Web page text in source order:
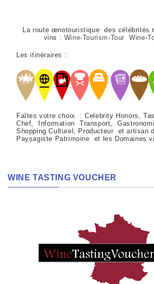
La route œnotouristique des célébrités
vins : Wine-Tourism-Tour Wine-
Les itinéraires :
Faîtes votre choix : Celebrity Honors,
Chef, Information Transport,
Shopping Culturel, Producteur et artisan
Paysagiste Patrimoine et les Domaines
WINE TASTING VOUCHER